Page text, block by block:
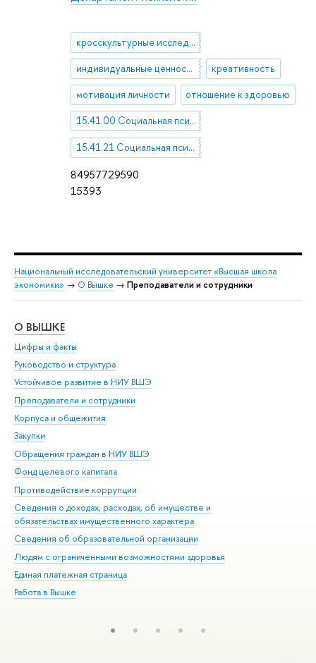
84957729590
15393
кросскультурные исследования
индивидуальные ценности креативность
мотивация личности отношение к здоровью
15.41.00 Социальная психология
15.41.21 Социальная психология личности. Личность и общество. Психология жизненной сферы
Национальный исследовательский университет «Высшая школа
экономики» → О Вышке → Преподаватели и сотрудники
О ВЫШКЕ
Цифры и факты
Руководство и структура
Устойчивое развитие в НИУ ВШЭ
Преподаватели и сотрудники
Корпуса и общежития
Закупки
Обращения граждан в НИУ ВШЭ
Фонд целевого капитала
Противодействие коррупции
Сведения о доходах, расходах, об имуществе и
обязательствах имущественного характера
Сведения об образовательной организации
Людям с ограниченными возможностями здоровья
Единая платежная страница
Работа в Вышке